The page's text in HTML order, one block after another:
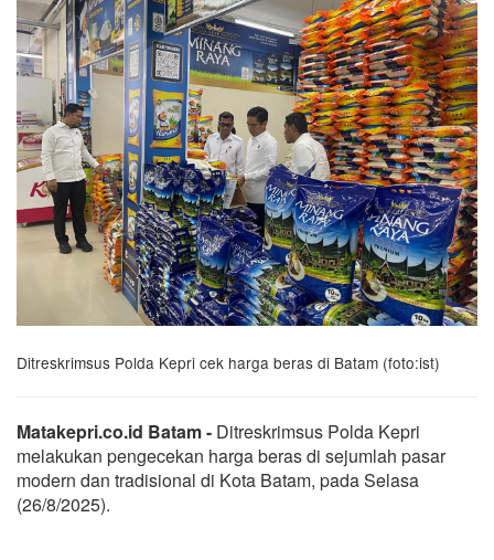
Ditreskrimsus Polda Kepri cek harga beras di Batam (foto:ist)
Matakepri.co.id Batam - Ditreskrimsus Polda Kepri
melakukan pengecekan harga beras di sejumlah pasar
modern dan tradisional di Kota Batam, pada Selasa
(26/8/2025).